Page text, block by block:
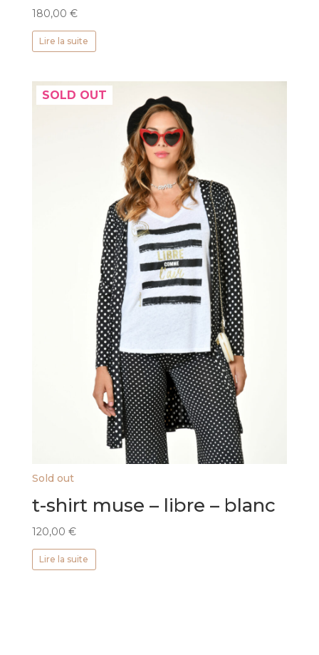
180,00 €
Lire la suite
SOLD OUT
Sold out
t-shirt muse – libre – blanc
120,00 €
Lire la suite